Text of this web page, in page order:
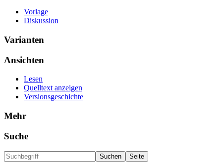
Vorlage
Diskussion
Varianten
Ansichten
Lesen
Quelltext anzeigen
Versionsgeschichte
Mehr
Suche